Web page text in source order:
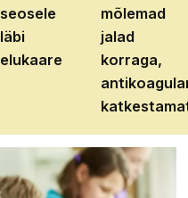
seosele
läbi
elukaare
mõlemad
jalad
korraga,